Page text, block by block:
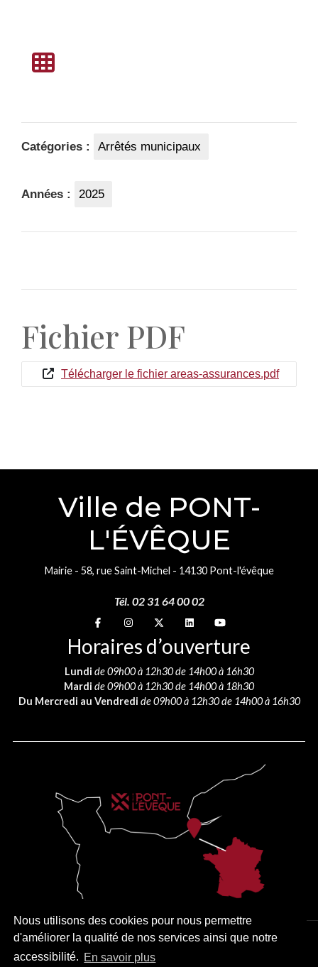
Nous utilisons des cookies pour nous permettre
d'améliorer la qualité de nos services ainsi que notre
accessibilité. En savoir plus
Catégories : Arrêtés municipaux
Années : 2025
Fichier PDF
Télécharger le fichier areas-assurances.pdf
Ville de PONT-
L'ÉVÊQUE
Mairie - 58, rue Saint-Michel - 14130 Pont-l'évêque
Tél. 02 31 64 00 02
Suivez-nous sur
Suivez-nous sur
Suivez-nous sur
Suivez-nous sur
Suivez-nous sur
Horaires d’ouverture
Lundi de 09h00 à 12h30 de 14h00 à 16h30
Mardi de 09h00 à 12h30 de 14h00 à 18h30
Du Mercredi au Vendredi de 09h00 à 12h30 de 14h00 à 16h30
PLAN DU SITE MENTIONS LÉGALES ACCESSIBILITÉ